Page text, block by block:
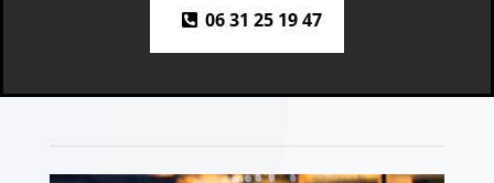
06 31 25 19 47